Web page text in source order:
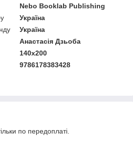
Nebo Booklab Publishing
Україна
Україна
Анастасія Дзьоба
140х200
9786178383428
по передоплаті.